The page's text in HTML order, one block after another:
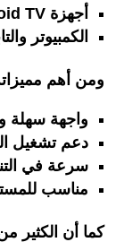
أجهزة
الكمبيوتر
ومن أهم
واجهة سهلة
دعم تشغيل
سرعة في
مناسب
كما أن الكثير